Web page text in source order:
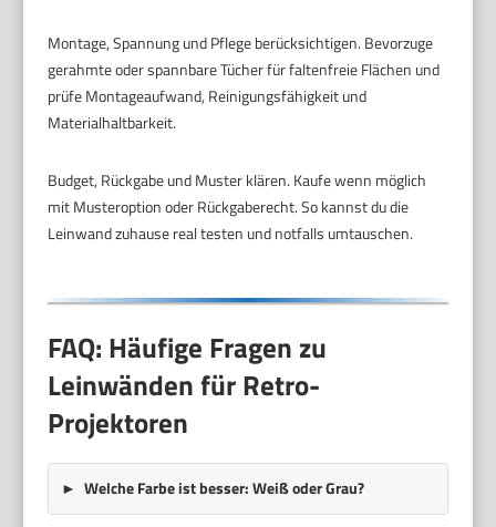
Montage, Spannung und Pflege berücksichtigen. Bevorzuge
gerahmte oder spannbare Tücher für faltenfreie Flächen und
prüfe Montageaufwand, Reinigungsfähigkeit und
Materialhaltbarkeit.
Budget, Rückgabe und Muster klären. Kaufe wenn möglich
mit Musteroption oder Rückgaberecht. So kannst du die
Leinwand zuhause real testen und notfalls umtauschen.
FAQ: Häufige Fragen zu
Leinwänden für Retro-
Projektoren
Welche Farbe ist besser: Weiß oder Grau?